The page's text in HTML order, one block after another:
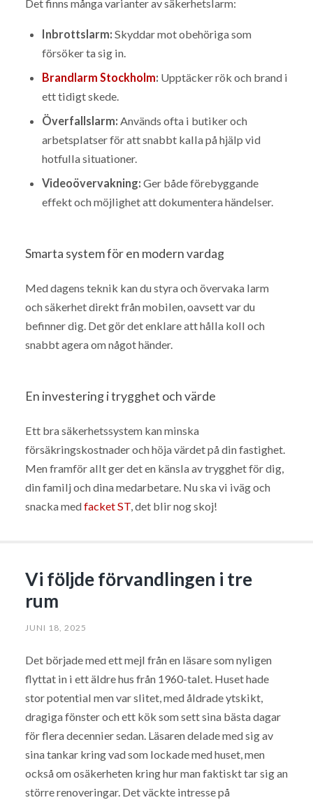
Det finns många varianter av säkerhetslarm:
Inbrottslarm: Skyddar mot obehöriga som
försöker ta sig in.
Brandlarm Stockholm: Upptäcker rök och brand i
ett tidigt skede.
Överfallslarm: Används ofta i butiker och
arbetsplatser för att snabbt kalla på hjälp vid
hotfulla situationer.
Videoövervakning: Ger både förebyggande
effekt och möjlighet att dokumentera händelser.
Smarta system för en modern vardag
Med dagens teknik kan du styra och övervaka larm
och säkerhet direkt från mobilen, oavsett var du
befinner dig. Det gör det enklare att hålla koll och
snabbt agera om något händer.
En investering i trygghet och värde
Ett bra säkerhetssystem kan minska
försäkringskostnader och höja värdet på din fastighet.
Men framför allt ger det en känsla av trygghet för dig,
din familj och dina medarbetare. Nu ska vi iväg och
snacka medfacket ST, det blir nog skoj!
Vi följde förvandlingen i tre
rum
JUNI 18, 2025
Det började med ett mejl från en läsare som nyligen
flyttat in i ett äldre hus från 1960-talet. Huset hade
stor potential men var slitet, med åldrade ytskikt,
dragiga fönster och ett kök som sett sina bästa dagar
för flera decennier sedan. Läsaren delade med sig av
sina tankar kring vad som lockade med huset, men
också om osäkerheten kring hur man faktiskt tar sig an
större renoveringar. Det väckte intresse på